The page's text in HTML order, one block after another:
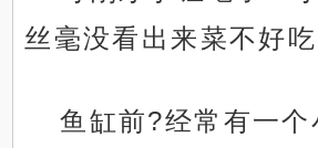
丝毫没看出来菜不好吃
鱼缸前?经常有一个